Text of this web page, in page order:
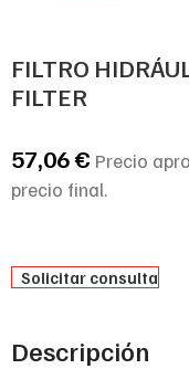
FILTRO
FILTER
57,06€ Precio
precio final.
Solicitar consulta
Descripción